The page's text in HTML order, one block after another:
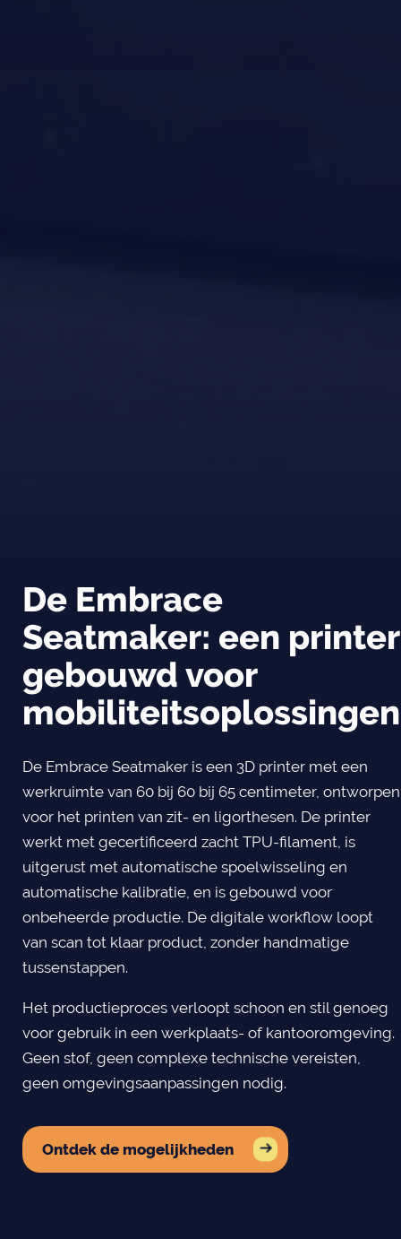
De Embrace
Seatmaker: een printer
gebouwd voor
mobiliteitsoplossingen
De Embrace Seatmaker is een 3D printer met een
werkruimte van 60 bij 60 bij 65 centimeter, ontworpen
voor het printen van zit- en ligorthesen. De printer
werkt met gecertificeerd zacht TPU-filament, is
uitgerust met automatische spoelwisseling en
automatische kalibratie, en is gebouwd voor
onbeheerde productie. De digitale workflow loopt
van scan tot klaar product, zonder handmatige
tussenstappen.
Het productieproces verloopt schoon en stil genoeg
voor gebruik in een werkplaats- of kantooromgeving.
Geen stof, geen complexe technische vereisten,
geen omgevingsaanpassingen nodig.
Ontdek de mogelijkheden